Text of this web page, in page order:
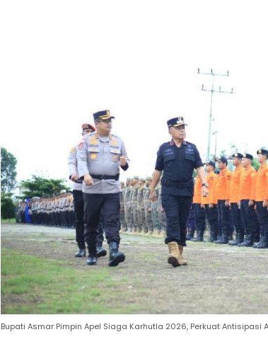
Bupati Asmar Pimpin Apel Siaga Karhutla 2026, Perkuat Antisipasi